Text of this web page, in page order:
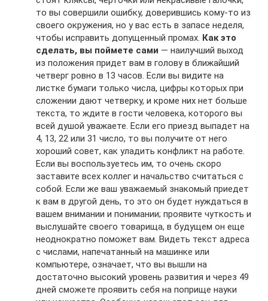
то вы совершили ошибку, доверившись кому-то из
своего окружения, но у вас есть в запасе неделя,
чтобы исправить допущенный промах. Как это
сделать, вы поймете сами — наилучший выход
из положения придет вам в голову в ближайший
четверг ровно в 13 часов. Если вы видите на
листке бумаги только числа, цифры которых при
сложении дают четверку, и кроме них нет больше
текста, то ждите в гости человека, которого вы
всей душой уважаете. Если его приезд выпадет на
4, 13, 22 или 31 число, то вы получите от него
хороший совет, как уладить конфликт на работе.
Если вы воспользуетесь им, то очень скоро
заставите всех коллег и начальство считаться с
собой. Если же ваш уважаемый знакомый приедет
к вам в другой день, то это он будет нуждаться в
вашем внимании и понимании; проявите чуткость и
выслушайте своего товарища, в будущем он еще
неоднократно поможет вам. Видеть текст адреса
с числами, напечатанный на машинке или
компьютере, означает, что вы вышли на
достаточно высокий уровень развития и через 49
дней сможете проявить себя на поприще науки